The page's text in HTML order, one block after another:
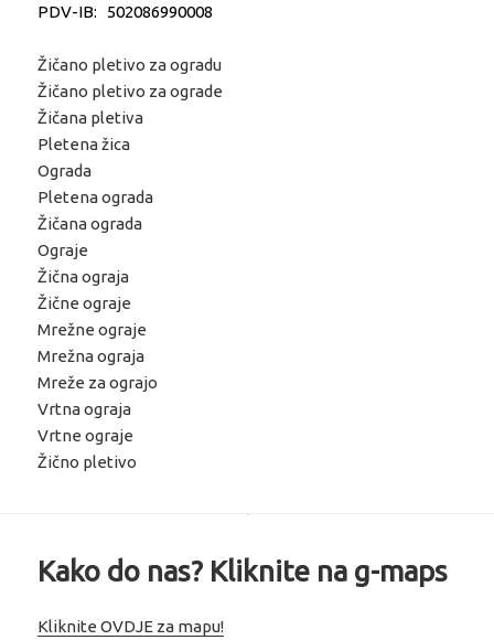
PDV-IB: 502086990008
Žičano pletivo za ogradu
Žičano pletivo za ograde
Žičana pletiva
Pletena žica
Ograda
Pletena ograda
Žičana ograda
Ograje
Žična ograja
Žične ograje
Mrežne ograje
Mrežna ograja
Mreže za ograjo
Vrtna ograja
Vrtne ograje
Žično pletivo
Kako do nas? Kliknite na g-maps
Kliknite OVDJE za mapu!